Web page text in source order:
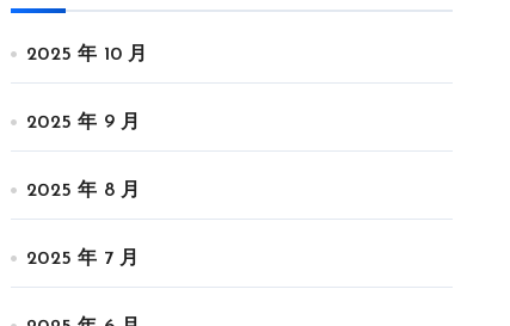
2025 年 10 月
2025 年 9 月
2025 年 8 月
2025 年 7 月